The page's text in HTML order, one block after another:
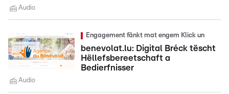
Audio
Engagement fänkt mat engem Klick un
benevolat.lu: Digital Bréck tëscht
Hëllefsbereetschaft a
Bedierfnisser
Audio